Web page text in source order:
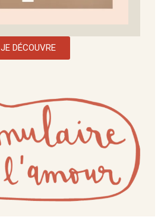
JE DÉCOUVRE